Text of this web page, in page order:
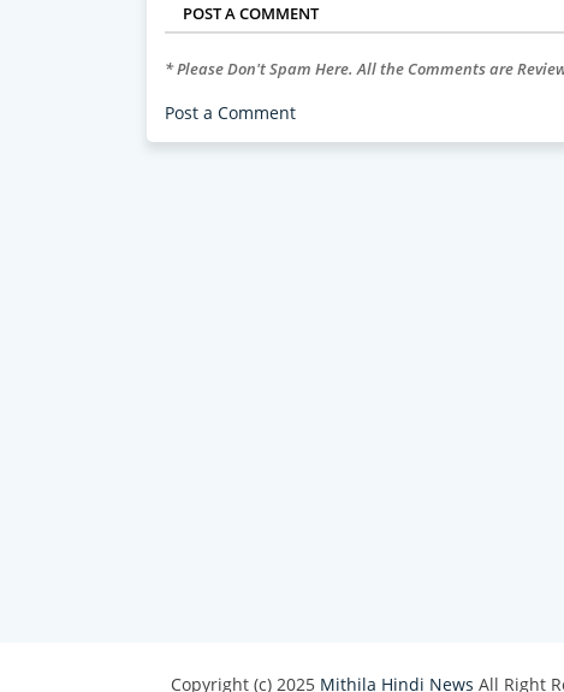
POST A COMMENT
* Please Don't Spam Here. All the Comments are
Post a Comment
Copyright (c) 2025 Mithila Hindi News All Right